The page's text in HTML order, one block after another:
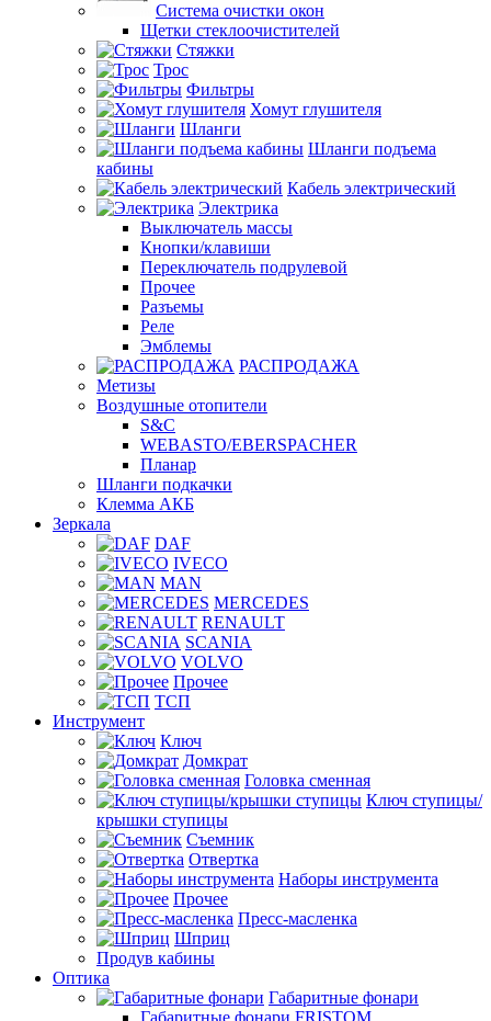
Система очистки окон
Щетки стеклоочистителей
Стяжки
Трос
Фильтры
Хомут глушителя
Шланги
Шланги подъема
кабины
Кабель электрический
Электрика
Выключатель массы
Кнопки/клавиши
Переключатель подрулевой
Прочее
Разъемы
Реле
Эмблемы
РАСПРОДАЖА
Метизы
Воздушные отопители
S&C
WEBASTO/EBERSPACHER
Планар
Шланги подкачки
Клемма АКБ
Зеркала
DAF
IVECO
MAN
MERCEDES
RENAULT
SCANIA
VOLVO
Прочее
ТСП
Инструмент
Ключ
Домкрат
Головка сменная
Ключ ступицы/
крышки ступицы
Съемник
Отвертка
Наборы инструмента
Прочее
Пресс-масленка
Шприц
Продув кабины
Оптика
Габаритные фонари
Габаритные фонари FRISTOM